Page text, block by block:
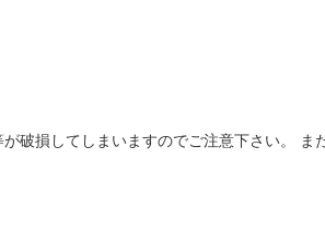
破損してしまいますのでご注意下さい。